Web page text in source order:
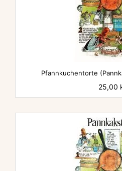
Pfannkuchentorte
Pris
25,00